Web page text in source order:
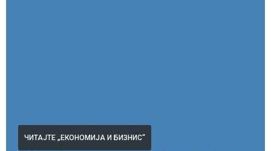
ЧИТАЈТЕ „ЕКОНОМИЈА И БИЗНИС“